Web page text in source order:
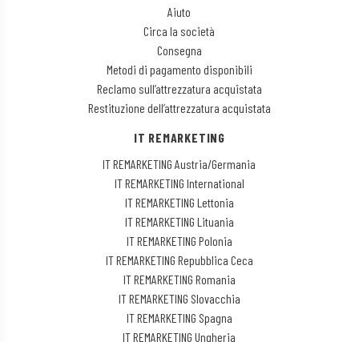
Aiuto
Circa la società
Consegna
Metodi di pagamento disponibili
Reclamo sull’attrezzatura acquistata
Restituzione dell’attrezzatura acquistata
IT REMARKETING
IT REMARKETING Austria/Germania
IT REMARKETING International
IT REMARKETING Lettonia
IT REMARKETING Lituania
IT REMARKETING Polonia
IT REMARKETING Repubblica Ceca
IT REMARKETING Romania
IT REMARKETING Slovacchia
IT REMARKETING Spagna
IT REMARKETING Ungheria